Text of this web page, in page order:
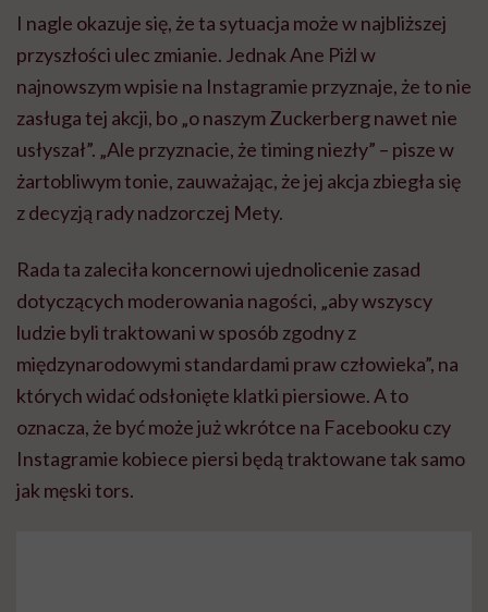
I nagle okazuje się, że ta sytuacja może w najbliższej
przyszłości ulec zmianie. Jednak Ane Piżl w
najnowszym wpisie na Instagramie przyznaje, że to nie
zasługa tej akcji, bo „o naszym Zuckerberg nawet nie
usłyszał”. „Ale przyznacie, że timing niezły” – pisze w
żartobliwym tonie, zauważając, że jej akcja zbiegła się
z decyzją rady nadzorczej Mety.
Rada ta zaleciła koncernowi ujednolicenie zasad
dotyczących moderowania nagości, „aby wszyscy
ludzie byli traktowani w sposób zgodny z
międzynarodowymi standardami praw człowieka”, na
których widać odsłonięte klatki piersiowe. A to
oznacza, że być może już wkrótce na Facebooku czy
Instagramie kobiece piersi będą traktowane tak samo
jak męski tors.